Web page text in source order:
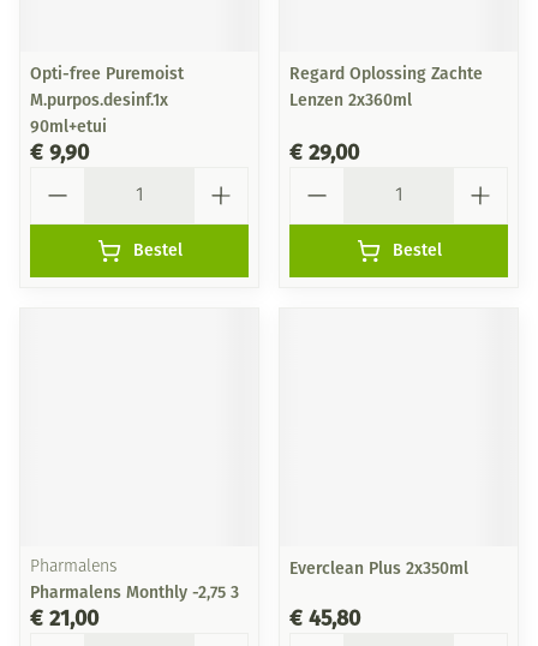
Opti-free Puremoist
M.purpos.desinf.1x
90ml+etui
€ 9,90
Bestel
Regard Oplossing Zachte
Lenzen 2x360ml
€ 29,00
Bestel
Pharmalens
Pharmalens Monthly -2,75 3
€ 21,00
Everclean Plus 2x350ml
€ 45,80